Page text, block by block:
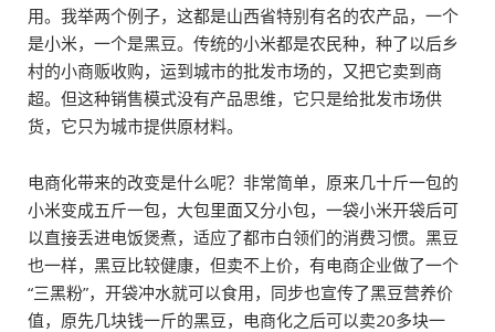
用。我举两个例子，这都是山西省特别有名的农产品，一个
是小米，一个是黑豆。传统的小米都是农民种，种了以后乡
村的小商贩收购，运到城市的批发市场的，又把它卖到商
超。但这种销售模式没有产品思维，它只是给批发市场供
货，它只为城市提供原材料。
电商化带来的改变是什么呢？非常简单，原来几十斤一包的
小米变成五斤一包，大包里面又分小包，一袋小米开袋后可
以直接丢进电饭煲煮，适应了都市白领们的消费习惯。黑豆
也一样，黑豆比较健康，但卖不上价，有电商企业做了一个
“三黑粉”，开袋冲水就可以食用，同步也宣传了黑豆营养价
值，原先几块钱一斤的黑豆，电商化之后可以卖20多块一